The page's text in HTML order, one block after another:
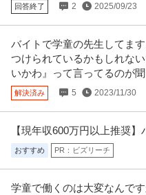
回答終了 2 2025/09/23
バイトで学童の先生してま
つけられているかもしれな
いかわ』って言ってるのが
解決済み 5 2023/11/30
【現年収600万円以上推奨
おすすめ PR：ビズリーチ
学童で働くのは大変なんで